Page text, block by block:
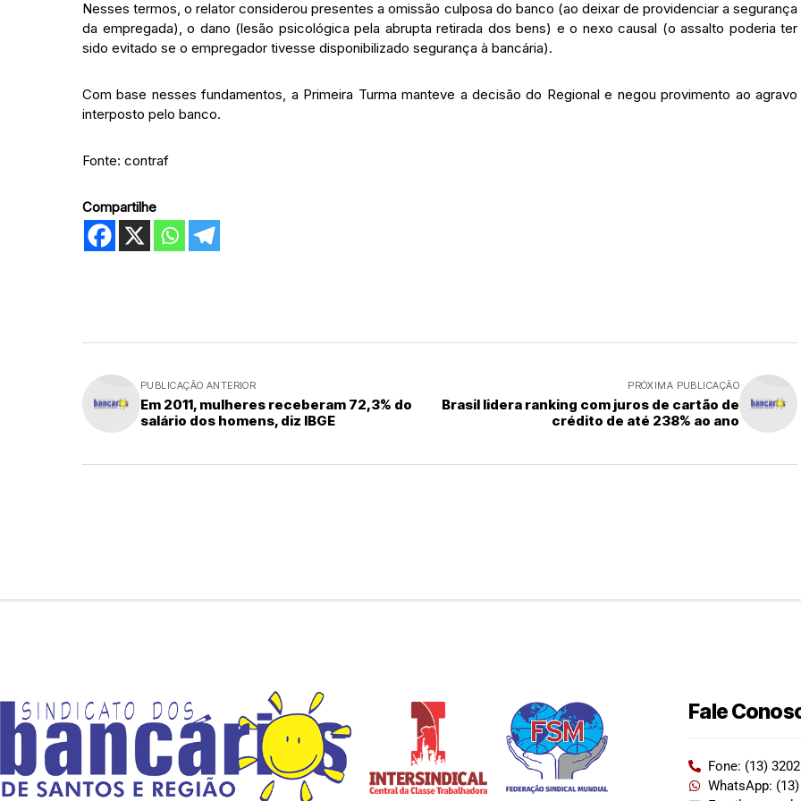
Nesses termos, o relator considerou presentes a omissão culposa do banco (ao deixar de providenciar a segurança
da empregada), o dano (lesão psicológica pela abrupta retirada dos bens) e o nexo causal (o assalto poderia ter
sido evitado se o empregador tivesse disponibilizado segurança à bancária).
Com base nesses fundamentos, a Primeira Turma manteve a decisão do Regional e negou provimento ao agravo
interposto pelo banco.
Fonte: contraf
Compartilhe
PUBLICAÇÃO ANTERIOR
Em 2011, mulheres receberam 72,3% do
salário dos homens, diz IBGE
PRÓXIMA PUBLICAÇÃO
Brasil lidera ranking com juros de cartão de
crédito de até 238% ao ano
Fale
Fone: (13)
WhatsApp: